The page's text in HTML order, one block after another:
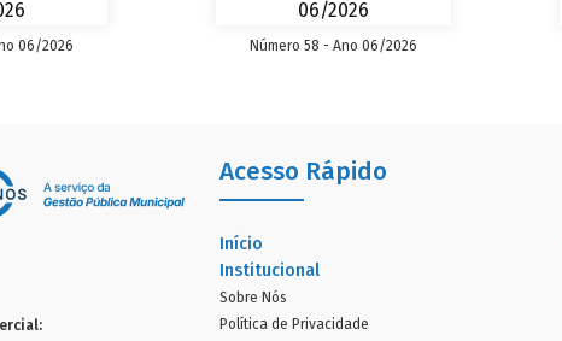
06/2026 Número 58 - Ano 06/2026
Acesso Rápido
Início
Institucional
Sobre Nós
Política de Privacidade